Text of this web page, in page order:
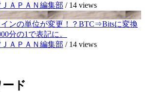
ＡＰＡＮ編集部 / 14 views
インの単位が変更！？BTC⇒Bitsに変換
分の1で表記に。
ＡＰＡＮ編集部 / 14 views
ド